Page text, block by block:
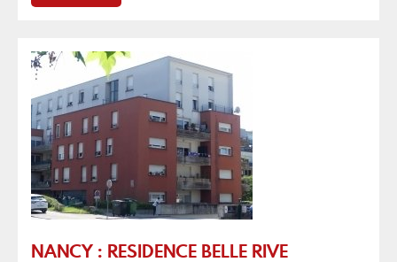
NANCY : RESIDENCE BELLE RIVE